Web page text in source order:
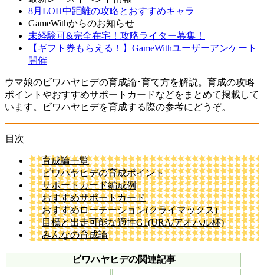
8月LOH中距離の攻略とおすすめキャラ
GameWithからのお知らせ
未経験可&完全在宅！攻略ライター募集！
【ギフト券もらえる！】GameWithユーザーアンケート
開催
ウマ娘のビワハヤヒデの育成論･育て方を解説。育成の攻略
ポイントやおすすめサポートカードなどをまとめて掲載して
います。ビワハヤヒデを育成する際の参考にどうぞ。
目次
育成論一覧
ビワハヤヒデの育成ポイント
サポートカード編成例
おすすめサポートカード
おすすめローテーション(クライマックス)
目標と出走可能な適性G1(URA/アオハル杯)
みんなの育成論
ビワハヤヒデの関連記事